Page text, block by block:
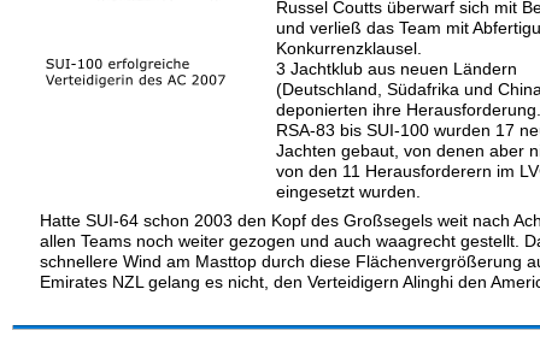
Hatte SUI-64 schon 2003 den Kopf des Großsegels weit nach
allen Teams noch weiter gezogen und auch waagrecht gestellt.
schnellere Wind am Masttop durch diese Flächenvergrößerung
Emirates NZL gelang es nicht, den Verteidigern Alinghi den
Russel Coutts überwarf sich mit
und verließ das Team mit
Konkurrenzklausel.
3 Jachtklub aus neuen Ländern
(Deutschland, Südafrika und
deponierten ihre
RSA-83 bis SUI-100 wurden 17
Jachten gebaut, von denen aber
von den 11 Herausforderern im
eingesetzt wurden.